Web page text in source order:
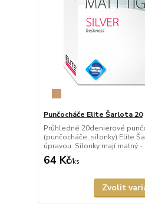
Punčocháče Elite Šarlota 20
Průhledné 20denierové
(punčocháče, silonky) Elite
úpravou. Silonky mají matný
64 Kč/ks
Zvolit